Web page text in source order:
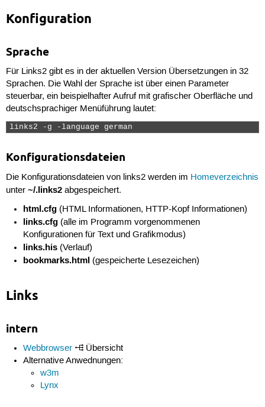
Konfiguration
Sprache
Für Links2 gibt es in der aktuellen Version Übersetzungen in 32
Sprachen. Die Wahl der Sprache ist über einen Parameter
steuerbar, ein beispielhafter Aufruf mit grafischer Oberfläche und
deutschsprachiger Menüführung lautet:
links2 -g -language german
Konfigurationsdateien
Die Konfigurationsdateien von links2 werden im Homeverzeichnis
unter ~/.links2abgespeichert.
html.cfg (HTML Informationen, HTTP-Kopf Informationen)
links.cfg (alle im Programm vorgenommenen
Konfigurationen für Text und Grafikmodus)
links.his (Verlauf)
bookmarks.html (gespeicherte Lesezeichen)
Links
intern
Webbrowser
Übersicht
Alternative Anwednungen:
w3m
Lynx